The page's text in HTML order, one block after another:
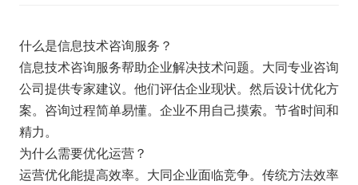
什么是信息技术咨询服务？
信息技术咨询服务帮助企业解决技术问题。大同专业咨询
公司提供专家建议。他们评估企业现状。然后设计优化方
案。咨询过程简单易懂。企业不用自己摸索。节省时间和
精力。
为什么需要优化运营？
运营优化能提高效率。大同企业面临竞争。传统方法效率